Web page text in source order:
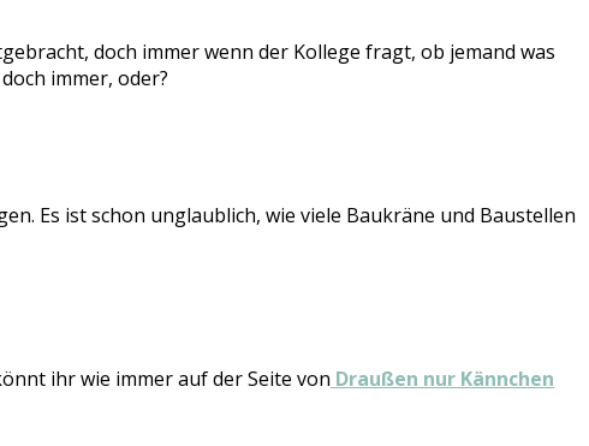
doch immer wenn der Kollege fragt, ob jemand was
immer, oder?
Es ist schon unglaublich, wie viele Baukräne und Baustellen
ihr wie immer auf der Seite von Draußen nur Kännchen